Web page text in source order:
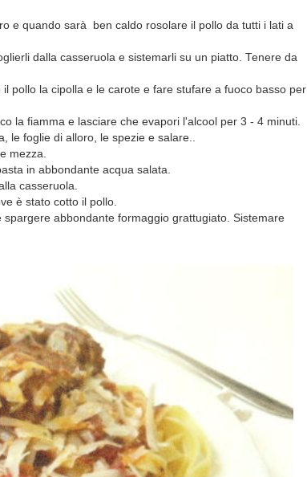
e quando sarà ben caldo rosolare il pollo da tutti i lati a
dalla casseruola e sistemarli su un piatto. Tenere da
pollo la cipolla e le carote e fare stufare a fuoco basso per
la fiamma e lasciare che evapori l'alcool per 3 - 4 minuti.
le foglie di alloro, le spezie e salare..
mezza.
in abbondante acqua salata.
casseruola.
è stato cotto il pollo.
abbondante formaggio grattugiato. Sistemare